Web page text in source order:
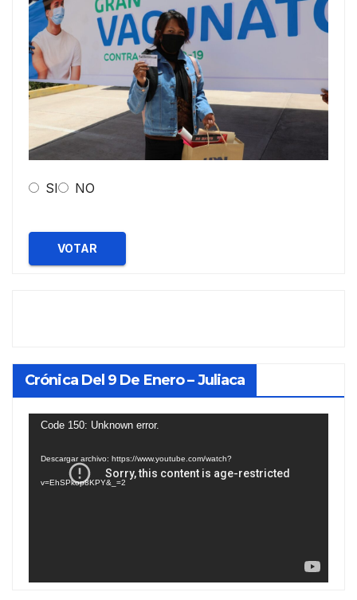
SI NO
VOTAR
Crónica Del 9 De Enero – Juliaca
Reproductor
Code 150: Unknown error.
Descargar archivo: https://www.youtube.com/watch?
v=EhSPkop8KPY&_=2